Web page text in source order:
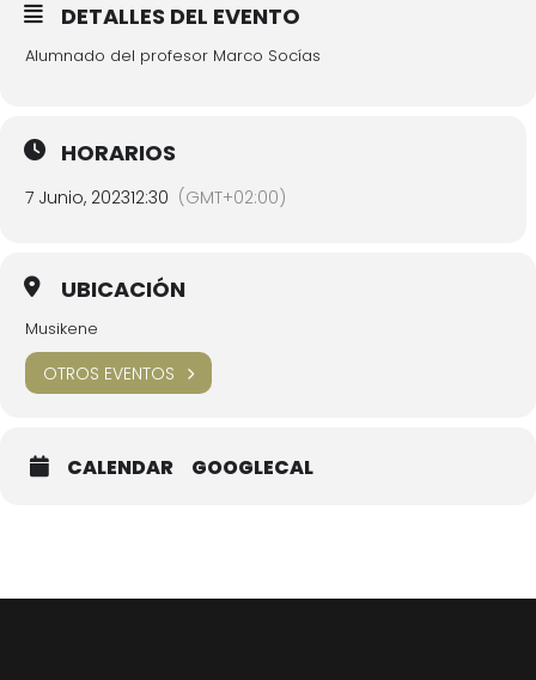
DETALLES DEL EVENTO
Alumnado del profesor Marco Socías
HORARIOS
7 Junio, 202312:30 (GMT+02:00)
UBICACIÓN
Musikene
OTROS EVENTOS
CALENDAR GOOGLECAL